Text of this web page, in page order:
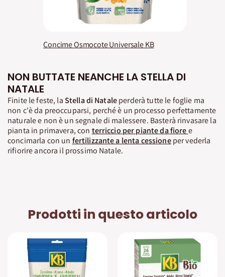
Concime Osmocote Universale KB
NON BUTTATE NEANCHE LA STELLA DI
NATALE
Finite le feste, laStella di Nataleperderà tutte le foglie ma
non c'è da preoccuparsi, perché è un processo perfettamente
naturale e non è un segnale di malessere. Basterà rinvasare la
pianta in primavera, con terriccio per piante da fioree
concimarla con un fertilizzante a lenta cessioneper vederla
rifiorire ancora il prossimo Natale.
Prodotti in questo articolo